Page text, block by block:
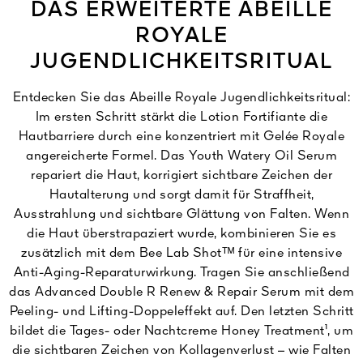
DAS ERWEITERTE ABEILLE
ROYALE
JUGENDLICHKEITSRITUAL
Entdecken Sie das Abeille Royale Jugendlichkeitsritual:
Im ersten Schritt stärkt die Lotion Fortifiante die
Hautbarriere durch eine konzentriert mit Gelée Royale
angereicherte Formel. Das Youth Watery Oil Serum
repariert die Haut, korrigiert sichtbare Zeichen der
Hautalterung und sorgt damit für Straffheit,
Ausstrahlung und sichtbare Glättung von Falten. Wenn
die Haut überstrapaziert wurde, kombinieren Sie es
zusätzlich mit dem Bee Lab Shotᵀᴹ für eine intensive
Anti-Aging-Reparaturwirkung. Tragen Sie anschließend
das Advanced Double R Renew & Repair Serum mit dem
Peeling- und Lifting-Doppeleffekt auf. Den letzten Schritt
bildet die Tages- oder Nachtcreme Honey Treatment¹, um
die sichtbaren Zeichen von Kollagenverlust – wie Falten